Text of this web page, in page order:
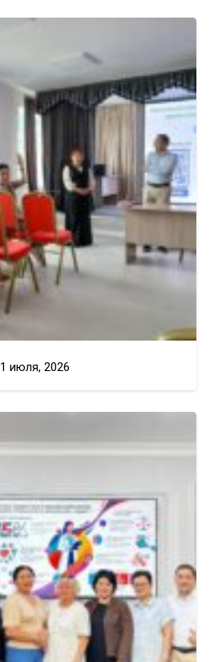
1 июля, 2026